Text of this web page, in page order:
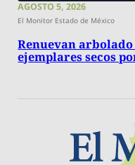
AGOSTO 5, 2026
El Monitor Estado de México
Renuevan
ejemplares secos